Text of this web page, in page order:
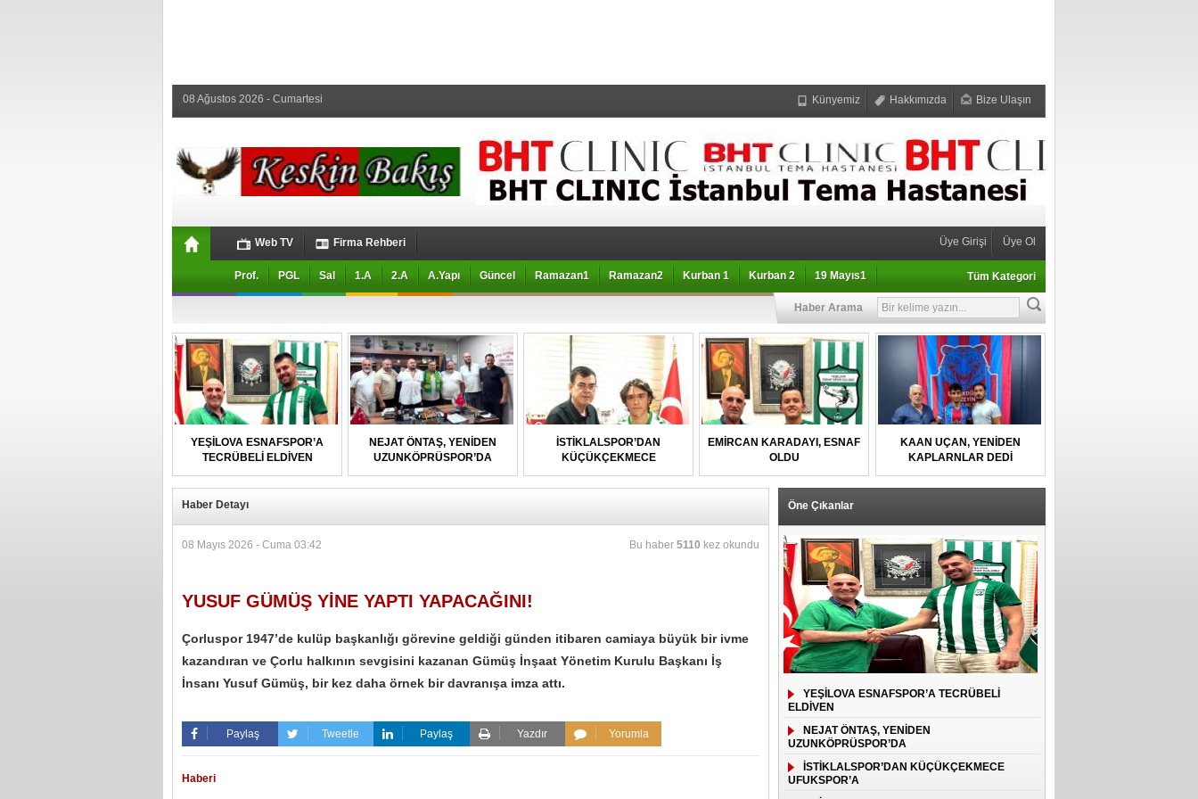
08 Ağustos 2026 - Cumartesi Künyemiz Hakkımızda Bize Ulaşın
Web TV Firma Rehberi Üye Girişi Üye Ol
Prof. PGL Sal 1.A 2.A A.Yapı Güncel Ramazan1 Ramazan2 Kurban 1 Kurban 2 19 Mayıs1 Tüm Kategori
Haber Arama
YEŞİLOVA ESNAFSPOR’A
TECRÜBELİ ELDİVEN
NEJAT ÖNTAŞ, YENİDEN
UZUNKÖPRÜSPOR’DA
İSTİKLALSPOR’DAN
KÜÇÜKÇEKMECE
UFUKSPOR’A
EMİRCAN KARADAYI, ESNAF
OLDU
KAAN UÇAN, YENİDEN
KAPLARNLAR DEDİ
Haber Detayı
08 Mayıs 2026 - Cuma 03:42 Bu haber 5110 kez okundu
YUSUF GÜMÜŞ YİNE YAPTI YAPACAĞINI!
Çorluspor 1947’de kulüp başkanlığı görevine geldiği günden itibaren camiaya büyük bir ivme
kazandıran ve Çorlu halkının sevgisini kazanan Gümüş İnşaat Yönetim Kurulu Başkanı İş
İnsanı Yusuf Gümüş, bir kez daha örnek bir davranışa imza attı.
Paylaş Tweetle Paylaş Yazdır Yorumla
Haberi
Öne Çıkanlar
YEŞİLOVA ESNAFSPOR’A TECRÜBELİ
ELDİVEN
NEJAT ÖNTAŞ, YENİDEN
UZUNKÖPRÜSPOR’DA
İSTİKLALSPOR’DAN KÜÇÜKÇEKMECE
UFUKSPOR’A